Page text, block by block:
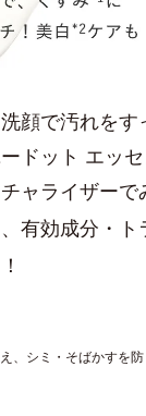
顔で汚れをす
ドット エッ
ャライザーで
有効成分・
、シミ・そばかすを防